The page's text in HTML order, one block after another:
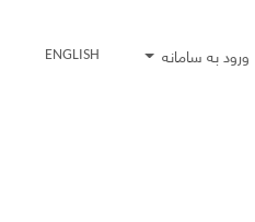
ورود به سامانه ENGLISH